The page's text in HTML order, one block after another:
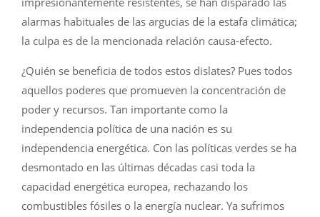
alarmas habituales de las argucias de la estafa climática;
la culpa es de la mencionada relación causa-efecto.
¿Quién se beneficia de todos estos dislates? Pues todos
aquellos poderes que promueven la concentración de
poder y recursos. Tan importante como la
independencia política de una nación es su
independencia energética. Con las políticas verdes se ha
desmontado en las últimas décadas casi toda la
capacidad energética europea, rechazando los
combustibles fósiles o la energía nuclear. Ya sufrimos